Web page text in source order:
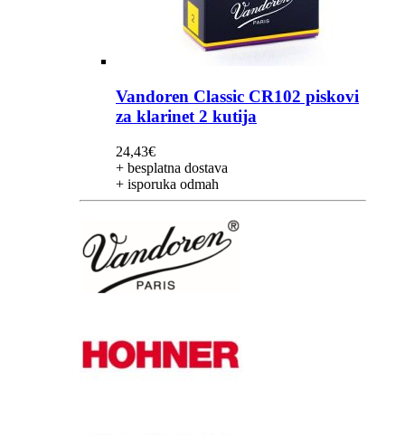
Vandoren Classic CR102 piskovi
za klarinet 2 kutija
24,43€
+ besplatna dostava
+ isporuka odmah